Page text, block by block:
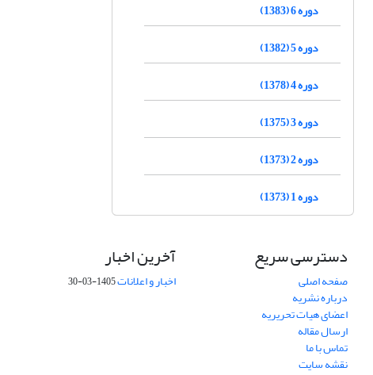
دوره 6 (1383)
دوره 5 (1382)
دوره 4 (1378)
دوره 3 (1375)
دوره 2 (1373)
دوره 1 (1373)
دسترسی سریع
صفحه اصلی
درباره نشریه
اعضای هیات تحریریه
ارسال مقاله
تماس با ما
نقشه سایت
آخرین اخبار
اخبار و اعلانات1405-03-30